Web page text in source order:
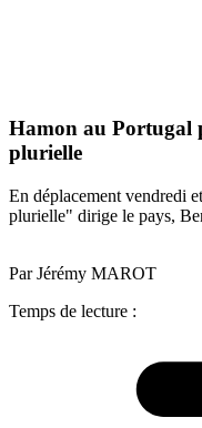
Hamon au Portugal
plurielle
En déplacement vendredi
plurielle" dirige le pays,
Par Jérémy MAROT
Temps de lecture :